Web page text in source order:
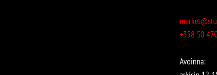
+358 50
Avoinna: